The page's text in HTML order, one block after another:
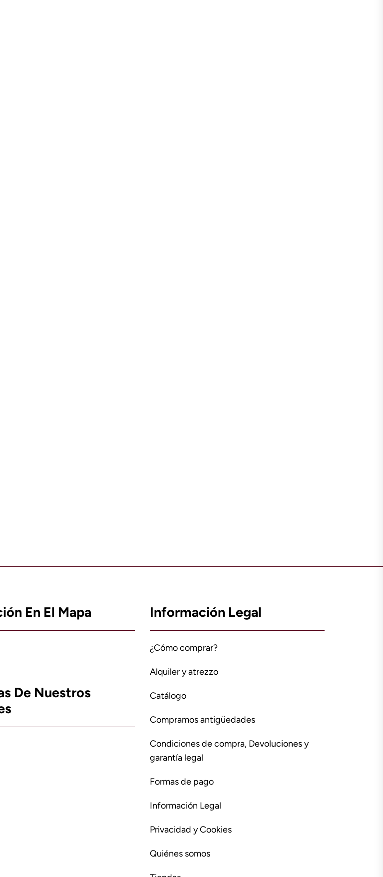
En El Mapa
De Nuestros
Información Legal
¿Cómo comprar?
Alquiler y atrezzo
Catálogo
Compramos antigüedades
Condiciones de compra, Devoluciones y
garantía legal
Formas de pago
Información Legal
Privacidad y Cookies
Quiénes somos